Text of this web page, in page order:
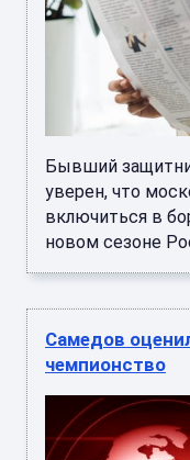
Бывший
уверен, что
включиться в
новом сезоне
Самедов
чемпионство